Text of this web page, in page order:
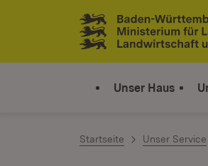
Zum Inhalt springen
Link zur Startseite
Unser Haus
Startseite Unser Service